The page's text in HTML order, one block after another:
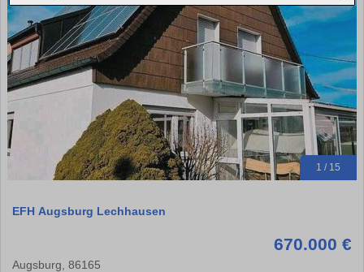
1 / 15
EFH Augsburg Lechhausen
670.000 €
Augsburg, 86165